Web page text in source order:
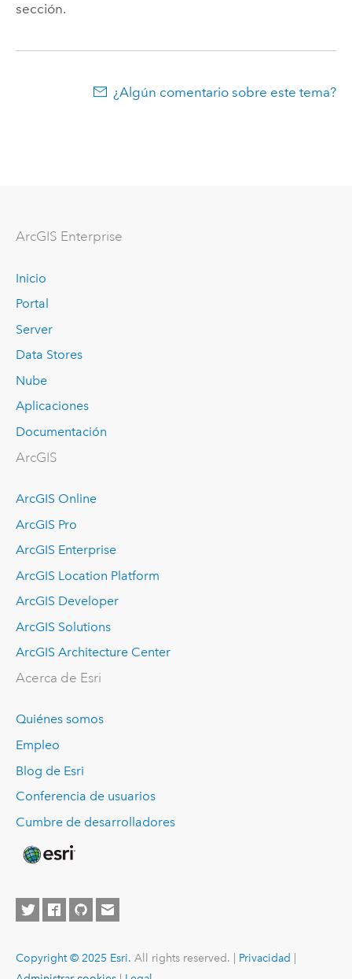
sección.
¿Algún comentario sobre este tema?
ArcGIS Enterprise
Inicio
Portal
Server
Data Stores
Nube
Aplicaciones
Documentación
ArcGIS
ArcGIS Online
ArcGIS Pro
ArcGIS Enterprise
ArcGIS Location Platform
ArcGIS Developer
ArcGIS Solutions
ArcGIS Architecture Center
Acerca de Esri
Quiénes somos
Empleo
Blog de Esri
Conferencia de usuarios
Cumbre de desarrolladores
Copyright © 2025 Esri. All rights reserved. | Privacidad